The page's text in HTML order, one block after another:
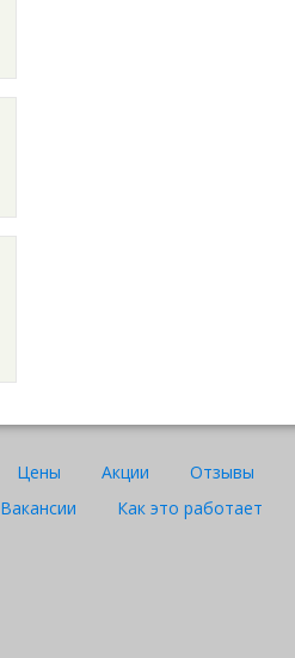
Цены Акции Отзывы
Вакансии
Как это работает